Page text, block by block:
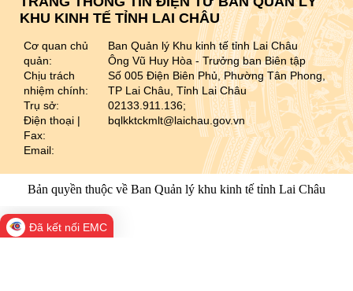
KHU KINH TẾ TỈNH LAI CHÂU
Cơ quan chủ
quản:
Chịu trách
nhiệm chính:
Trụ sở:
Điện thoại |
Fax:
Email:
Ban Quản lý Khu kinh tế tỉnh Lai Châu
Ông Vũ Huy Hòa - Trưởng ban Biên tập
Số 005 Điện Biên Phủ, Phường Tân Phong,
TP Lai Châu, Tỉnh Lai Châu
02133.911.136;
bqlkktckmlt@laichau.gov.vn
Bản quyền thuộc về Ban Quản lý khu kinh tế tỉnh Lai Châu
Đã kết nối EMC